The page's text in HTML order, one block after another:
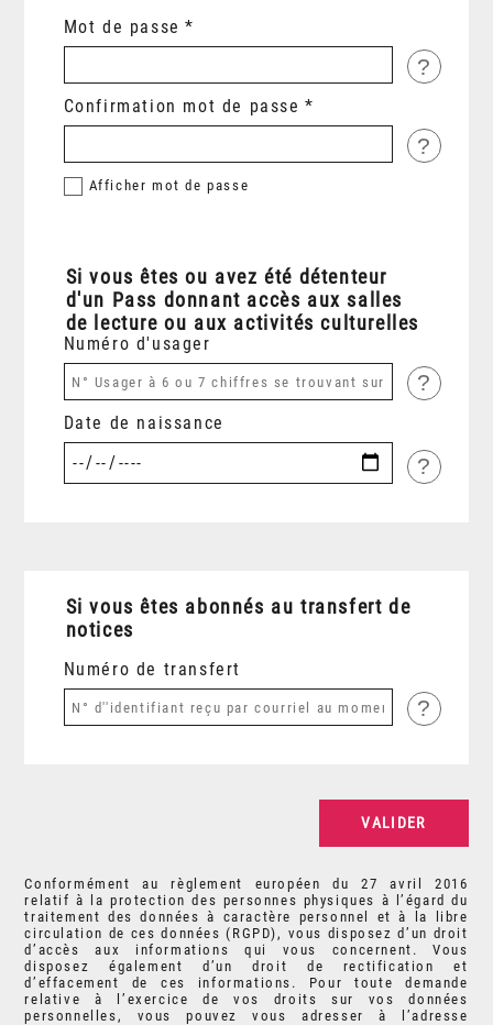
Mot de passe
?
Confirmation mot de passe
?
Afficher mot de passe
Si vous êtes ou avez été détenteur
d'un Pass donnant accès aux salles
de lecture ou aux activités culturelles
Numéro d'usager
?
Date de naissance
?
Si vous êtes abonnés au transfert de
notices
Numéro de transfert
?
Conformément au règlement européen du 27 avril 2016
relatif à la protection des personnes physiques à l’égard du
traitement des données à caractère personnel et à la libre
circulation de ces données (RGPD), vous disposez d’un droit
d’accès aux informations qui vous concernent. Vous
disposez également d’un droit de rectification et
d’effacement de ces informations. Pour toute demande
relative à l’exercice de vos droits sur vos données
personnelles, vous pouvez vous adresser à l’adresse